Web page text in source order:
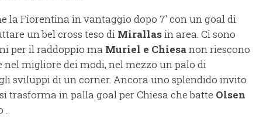
la Fiorentina in vantaggio dopo 7' con un goal di
un bel cross teso di Mirallasin area. Ci sono
per il raddoppio ma Muriel e Chiesanon riescono
migliore dei modi, nel mezzo un palo di
sviluppi di un corner. Ancora uno splendido invito
si trasforma in palla goal per Chiesa che batte Olsen
.